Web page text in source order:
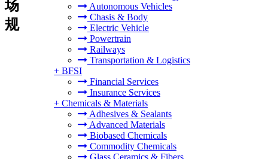
Autonomous Vehicles
Chasis & Body
Electric Vehicle
Powertrain
Railways
Transportation & Logistics
+ BFSI
Financial Services
Insurance Services
+ Chemicals & Materials
Adhesives & Sealants
Advanced Materials
Biobased Chemicals
Commodity Chemicals
Glass Ceramics & Fibers
场
规